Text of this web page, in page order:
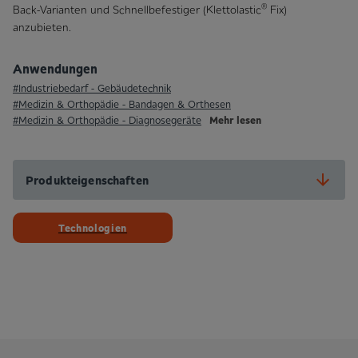
Back-Varianten und Schnellbefestiger (Klettolastic® Fix)
anzubieten.
Anwendungen
#Industrie­bedarf - Gebäude­technik
#Medizin & Orthopädie - Bandagen & Orthesen
#Medizin & Orthopädie - Diagnosegeräte
Mehr lesen
Produkteigenschaften
Technologien